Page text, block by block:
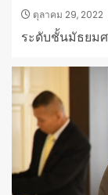
ตุลาคม 29, 2022
ระดับชั้นมัธยมศ